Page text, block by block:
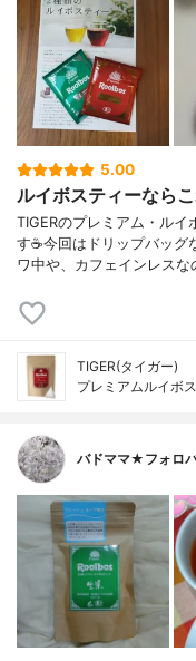
5.00
ルイボスティーならこ
TIGERのプレミアム・ルイ
す☕今回はドリップバッグ
ワ中や、カフェインレス
TIGER(タイガー)
プレミアムルイボ
バドママ★フォロ